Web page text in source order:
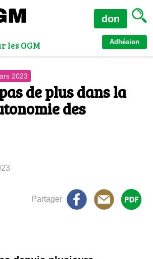
les OGM
Adhésion
don
2023
de plus dans la
des
Partager